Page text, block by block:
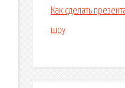
Как сделать
шоу